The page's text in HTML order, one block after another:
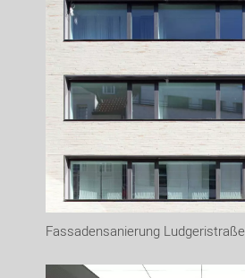
Fassadensanierung Ludgeristraße